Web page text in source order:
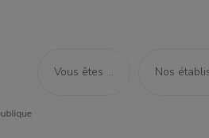
Vous êtes ... Nos